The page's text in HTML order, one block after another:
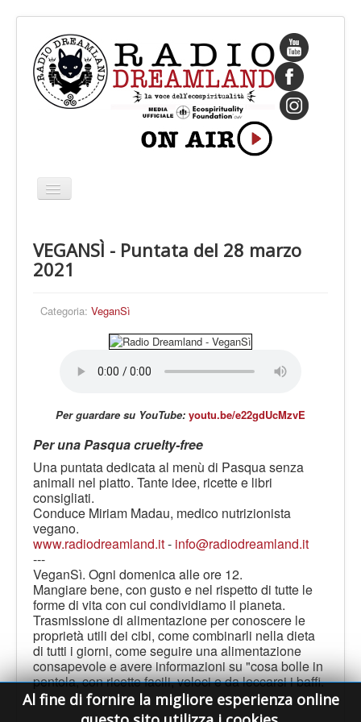
Cambia
navigazione
CHI SIAMO
IL FONDATORE
PROGRAMMI
PALINSESTO
LE VOCI
EVENTI
PRESS
CONTATTI
VEGANSÌ - Puntata del 28 marzo
2021
Categoria: VeganSì
Per guardare su YouTube: youtu.be/e22gdUcMzvE
Per una Pasqua cruelty-free
Una puntata dedicata al menù di Pasqua senza
animali nel piatto. Tante idee, ricette e libri
consigliati.
Conduce Miriam Madau, medico nutrizionista
vegano.
www.radiodreamland.it- info@radiodreamland.it
---
VeganSì. Ogni domenica alle ore 12.
Mangiare bene, con gusto e nel rispetto di tutte le
forme di vita con cui condividiamo il pianeta.
Trasmissione di alimentazione per conoscere le
proprietà utili dei cibi, come combinarli nella dieta
di tutti i giorni, come seguire una alimentazione
consapevole e avere informazioni su "cosa bolle in
pentola, con ricette facili, veloci e da leccarsi i baffi.
Al fine di fornire la migliore esperienza online